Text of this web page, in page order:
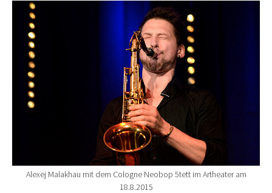
Show larger version for:
Alexej Malakhau mit dem Cologne Neobop 5tett im Artheater am
18.8.2015